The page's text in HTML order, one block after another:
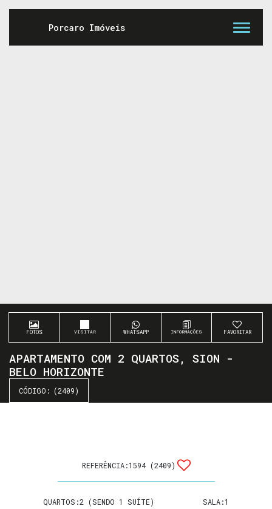
FOTOS WHATSAPP FAVORITAR
APARTAMENTO COM 2 QUARTOS, SION -
BELO HORIZONTE
(2409)
REFERÊNCIA:1594 (2409)
QUARTOS:2 (SENDO 1 SUÍTE) SALA:1